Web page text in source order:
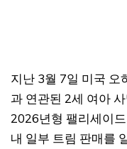
지난 3월 7일 미국 오
과 연관된 2세 여아
2026년형 팰리세이
내 일부 트림 판매를